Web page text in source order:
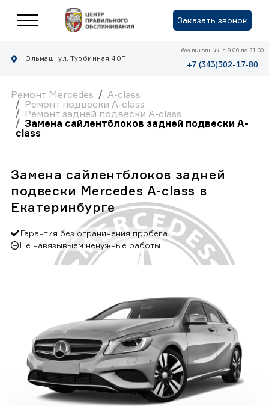
Заказать звонок
Эльмаш: ул. Турбинная 40Г
без выходных: с 9.00 до 21.00
+7 (343)302-17-80
Ремонт Mercedes
A-class
Ремонт подвески A-class
Ремонт задней подвески A-class
Замена сайлентблоков задней подвески A-
class
Замена сайлентблоков задней
подвески Mercedes A-class в
Екатеринбурге
Гарантия без ограничения пробега
Не навязывыем ненужные работы